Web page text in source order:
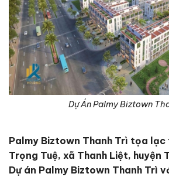
Dự Án Palmy Biztown
Palmy Biztown Thanh Trì tọa lạc
Trọng Tuệ, xã Thanh Liệt, huyện
Dự án Palmy Biztown Thanh Trì